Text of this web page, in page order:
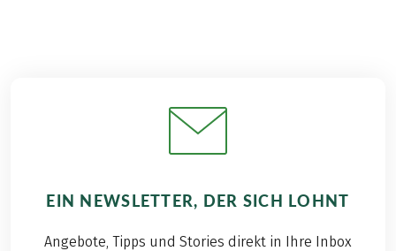
EIN NEWSLETTER, DER SICH LOHNT
Angebote, Tipps und Stories direkt in Ihre Inbox